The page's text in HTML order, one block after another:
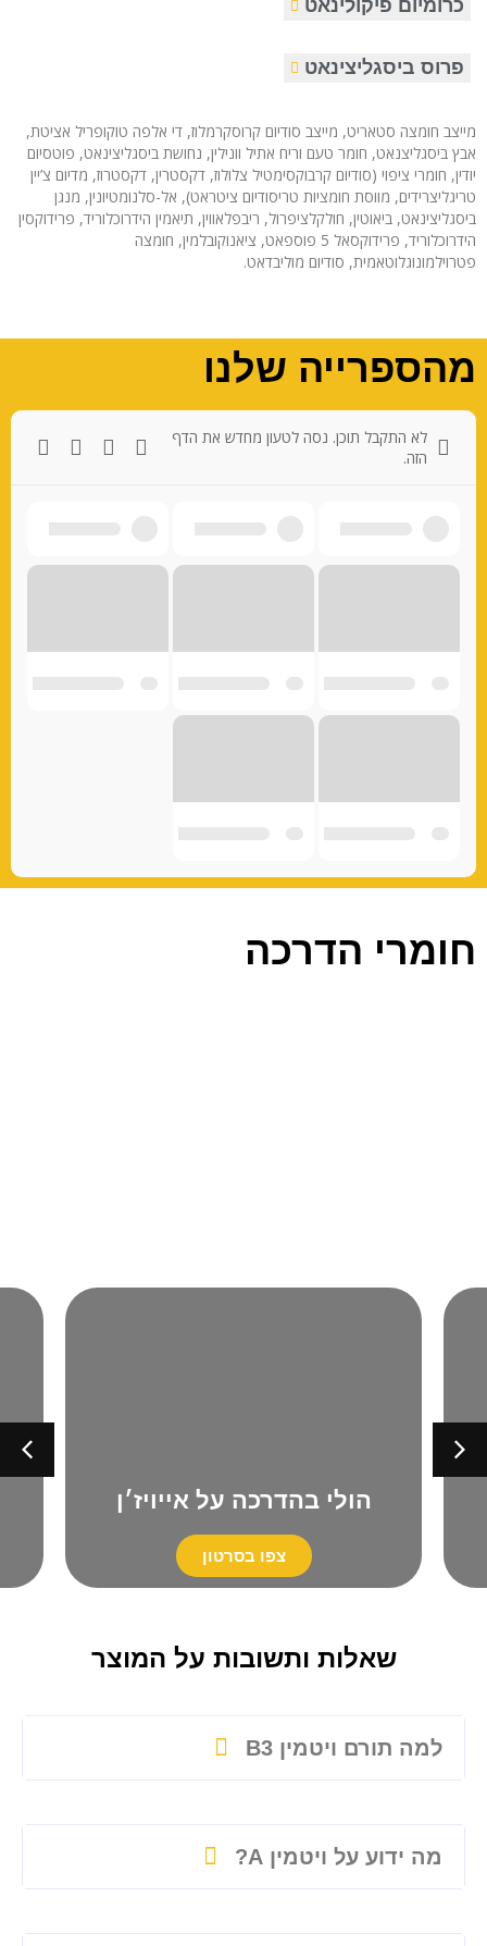
כרומיום פיקולינאט
פרוס ביסגליצינאט
מייצב חומצה סטאריט, מייצב סודיום קרוסקרמלוז, די אלפה טוקופריל אציטת,
אבץ ביסגליצנאט, חומר טעם וריח אתיל וונילין, נחושת ביסגליצינאט, פוטסיום
יודין, חומרי ציפוי (סודיום קרבוקסימטיל צלולוז, דקסטרין, דקסטרוז, מדיום צ’יין
טריגליצרידים, מווסת חומציות טריסודיום ציטראט), אל-סלנומטיונין, מנגן
ביסגליצינאט, ביאוטין, חולקלציפרול, ריבפלאווין, תיאמין הידרוכלוריד, פרידוקסין
הידרוכלוריד, פרידוקסאל 5 פוספאט, ציאנוקובלמין, חומצה
פטרוילמונוגלוטאמית, סודיום מוליבדאט.
מהספרייה שלנו
לא התקבל תוכן. נסה לטעון מחדש את הדף
הזה.
חומרי הדרכה
הולי בהדרכה על אייויז׳ן
צפו בסרטון
שאלות ותשובות על המוצר
למה תורם ויטמין B3
מה ידוע על ויטמין A?